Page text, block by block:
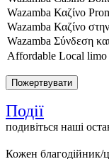
Події
подивіться наші
Кожен благодійник/